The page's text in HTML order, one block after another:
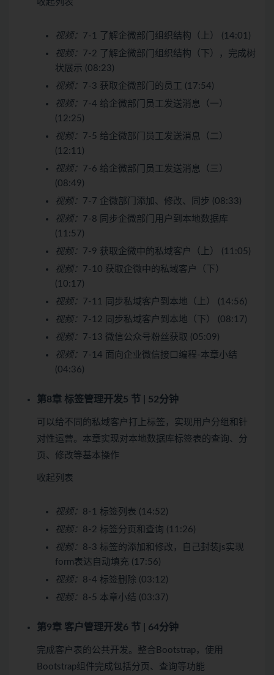
收起列表
视频： 7-1 了解企微部门组织结构（上） (14:01)
视频： 7-2 了解企微部门组织结构（下），完成树
状展示 (08:23)
视频： 7-3 获取企微部门的员工 (17:54)
视频： 7-4 给企微部门员工发送消息（一）
(12:25)
视频： 7-5 给企微部门员工发送消息（二）
(12:11)
视频： 7-6 给企微部门员工发送消息（三）
(08:49)
视频： 7-7 企微部门添加、修改、同步 (08:33)
视频： 7-8 同步企微部门用户到本地数据库
(11:57)
视频： 7-9 获取企微中的私域客户（上） (11:05)
视频： 7-10 获取企微中的私域客户（下）
(10:17)
视频： 7-11 同步私域客户到本地（上） (14:56)
视频： 7-12 同步私域客户到本地（下） (08:17)
视频： 7-13 微信公众号粉丝获取 (05:09)
视频： 7-14 面向企业微信接口编程-本章小结
(04:36)
第8章 标签管理开发5 节 | 52分钟
可以给不同的私域客户打上标签，实现用户分组和针
对性运营。本章实现对本地数据库标签表的查询、分
页、修改等基本操作
收起列表
视频： 8-1 标签列表 (14:52)
视频： 8-2 标签分页和查询 (11:26)
视频： 8-3 标签的添加和修改，自己封装js实现
form表达自动填充 (17:56)
视频： 8-4 标签删除 (03:12)
视频： 8-5 本章小结 (03:37)
第9章 客户管理开发6 节 | 64分钟
完成客户表的公共开发。整合Bootstrap，使用
Bootstrap组件完成包括分页、查询等功能